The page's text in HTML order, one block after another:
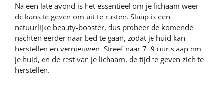
Na een late avond is het essentieel om je lichaam weer
de kans te geven om uit te rusten. Slaap is een
natuurlijke beauty-booster, dus probeer de komende
nachten eerder naar bed te gaan, zodat je huid kan
herstellen en vernieuwen. Streef naar 7–9 uur slaap om
je huid, en de rest van je lichaam, de tijd te geven zich te
herstellen.